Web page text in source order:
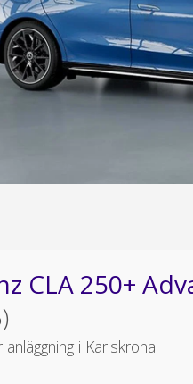
CLA 250+
i Karlskrona